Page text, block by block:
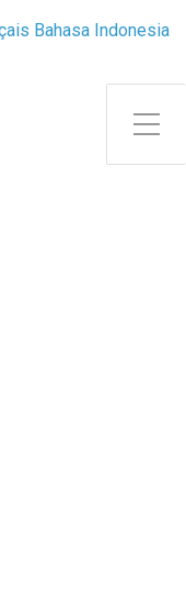
Attiva/disattiva il menu
Bahasa Indonesia